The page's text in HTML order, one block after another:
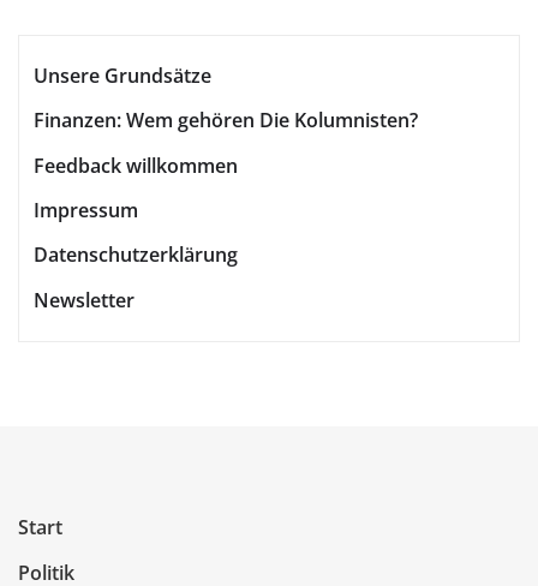
Beiträge
Unsere Grundsätze
Finanzen: Wem gehören Die Kolumnisten?
Feedback willkommen
Impressum
Datenschutzerklärung
Newsletter
Start
Politik